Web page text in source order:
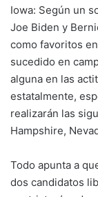
Iowa: Según un
Joe Biden y
como favoritos
sucedido en
alguna en las
estatalmente,
realizarán las
Hampshire,
Todo apunta a
dos candidatos